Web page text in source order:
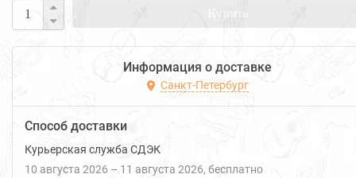
Купить
Информация о доставке
Санкт-Петербург
Способ доставки
Курьерская служба СДЭК
10 августа 2026 – 11 августа 2026 Бесплатно